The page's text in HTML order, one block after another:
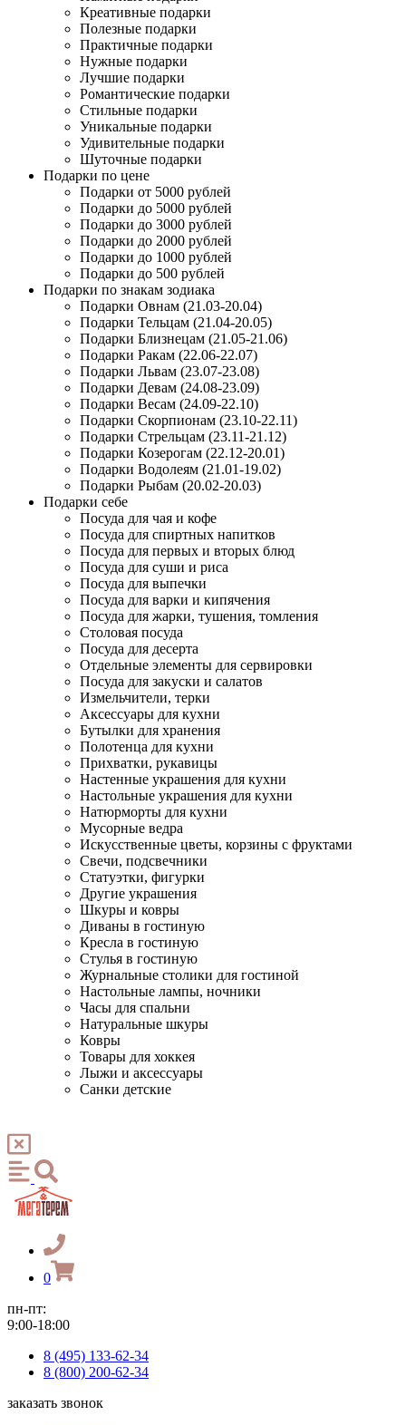
Креативные подарки
Полезные подарки
Практичные подарки
Нужные подарки
Лучшие подарки
Романтические подарки
Стильные подарки
Уникальные подарки
Удивительные подарки
Шуточные подарки
Подарки по цене
Подарки от 5000 рублей
Подарки до 5000 рублей
Подарки до 3000 рублей
Подарки до 2000 рублей
Подарки до 1000 рублей
Подарки до 500 рублей
Подарки по знакам зодиака
Подарки Овнам (21.03-20.04)
Подарки Тельцам (21.04-20.05)
Подарки Близнецам (21.05-21.06)
Подарки Ракам (22.06-22.07)
Подарки Львам (23.07-23.08)
Подарки Девам (24.08-23.09)
Подарки Весам (24.09-22.10)
Подарки Скорпионам (23.10-22.11)
Подарки Стрельцам (23.11-21.12)
Подарки Козерогам (22.12-20.01)
Подарки Водолеям (21.01-19.02)
Подарки Рыбам (20.02-20.03)
Подарки себе
Посуда для чая и кофе
Посуда для спиртных напитков
Посуда для первых и вторых блюд
Посуда для суши и риса
Посуда для выпечки
Посуда для варки и кипячения
Посуда для жарки, тушения, томления
Столовая посуда
Посуда для десерта
Отдельные элементы для сервировки
Посуда для закуски и салатов
Измельчители, терки
Аксессуары для кухни
Бутылки для хранения
Полотенца для кухни
Прихватки, рукавицы
Настенные украшения для кухни
Настольные украшения для кухни
Натюрморты для кухни
Мусорные ведра
Искусственные цветы, корзины с фруктами
Свечи, подсвечники
Статуэтки, фигурки
Другие украшения
Шкуры и ковры
Диваны в гостиную
Кресла в гостиную
Стулья в гостиную
Журнальные столики для гостиной
Настольные лампы, ночники
Часы для спальни
Натуральные шкуры
Ковры
Товары для хоккея
Лыжи и аксессуары
Санки детские
0
пн-пт:
9:00-18:00
8 (495) 133-62-34
8 (800) 200-62-34
заказать звонок